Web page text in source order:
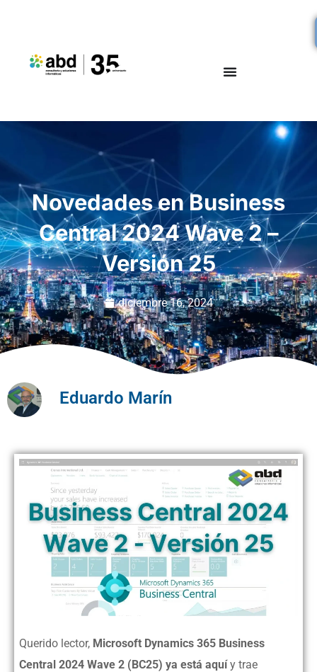
Novedades en Business
Central 2024 Wave 2 –
Versión 25
diciembre 16, 2024
Eduardo Marín
Querido lector, Microsoft Dynamics 365 Business
Central 2024 Wave 2 (BC25) ya está aquíy trae